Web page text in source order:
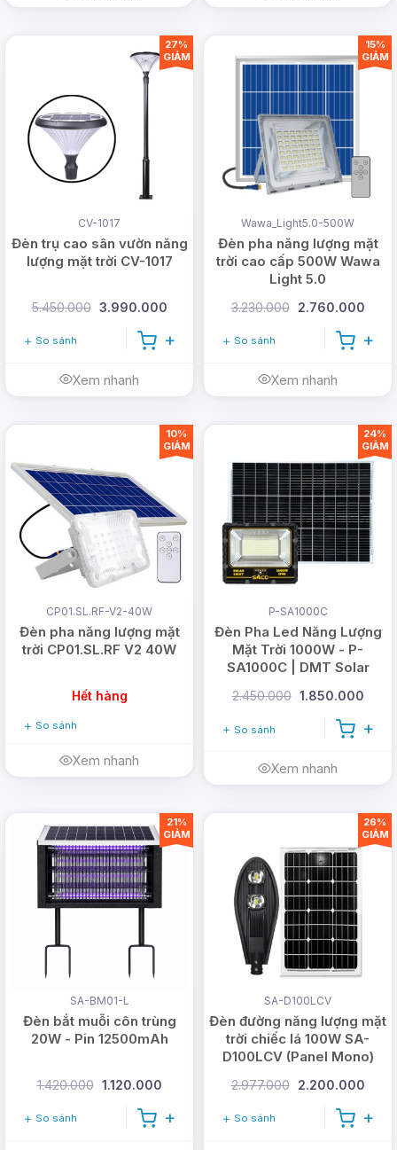
CV-1017
Đèn trụ cao sân vườn năng
lượng mặt trời CV-1017
5.450.000 3.990.000
So sánh
Xem nhanh
27%
GIẢM
Wawa_Light5.0-500W
Đèn pha năng lượng mặt
trời cao cấp 500W Wawa
Light 5.0
3.230.000 2.760.000
So sánh
Xem nhanh
15%
GIẢM
CP01.SL.RF-V2-40W
Đèn pha năng lượng mặt
trời CP01.SL.RF V2 40W
Hết hàng
So sánh
Xem nhanh
10%
GIẢM
P-SA1000C
Đèn Pha Led Năng Lượng
Mặt Trời 1000W - P-
SA1000C | DMT Solar
2.450.000 1.850.000
So sánh
Xem nhanh
24%
GIẢM
SA-BM01-L
Đèn bắt muỗi côn trùng
20W - Pin 12500mAh
1.420.000 1.120.000
So sánh
21%
GIẢM
SA-D100LCV
Đèn đường năng lượng mặt
trời chiếc lá 100W SA-
D100LCV (Panel Mono)
2.977.000 2.200.000
So sánh
26%
GIẢM